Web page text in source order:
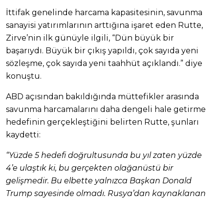
İttifak genelinde harcama kapasitesinin, savunma
sanayisi yatırımlarının arttığına işaret eden Rutte,
Zirve’nin ilk günüyle ilgili, “Dün büyük bir
başarıydı. Büyük bir çıkış yapıldı, çok sayıda yeni
sözleşme, çok sayıda yeni taahhüt açıklandı.” diye
konuştu.
ABD açısından bakıldığında müttefikler arasında
savunma harcamalarını daha dengeli hale getirme
hedefinin gerçekleştiğini belirten Rutte, şunları
kaydetti:
“Yüzde 5 hedefi doğrultusunda bu yıl zaten yüzde
4’e ulaştık ki, bu gerçekten olağanüstü bir
gelişmedir. Bu elbette yalnızca Başkan Donald
Trump sayesinde olmadı. Rusya’dan kaynaklanan